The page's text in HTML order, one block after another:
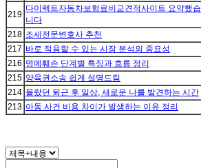
219
다이렉트자동차보험료비교견적사이트 요약했습
니다
218 조세전문변호사 추천
217 바로 적용할 수 있는 시장 분석의 중요성
216 명예훼손 단계별 특징과 흐름 정리
215 양육권소송 쉽게 설명드림
214 몰랐던 퇴근 후 일상, 새로운 나를 발견하는 시간
213 아동 사건 비용 차이가 발생하는 이유 정리